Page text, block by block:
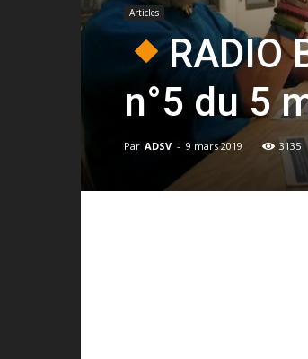
Articles
RADIO
n°5 du 5
Par ADSV - 9 mars 2019 3135